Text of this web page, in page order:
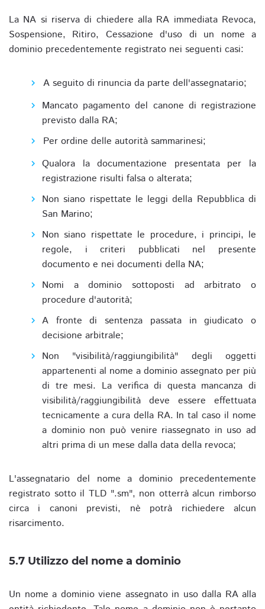
La NA si riserva di chiedere alla RA immediata Revoca,
Sospensione, Ritiro, Cessazione d'uso di un nome a
dominio precedentemente registrato nei seguenti casi:
A seguito di rinuncia da parte dell'assegnatario;
Mancato pagamento del canone di registrazione
previsto dalla RA;
Per ordine delle autorità sammarinesi;
Qualora la documentazione presentata per la
registrazione risulti falsa o alterata;
Non siano rispettate le leggi della Repubblica di
San Marino;
Non siano rispettate le procedure, i principi, le
regole, i criteri pubblicati nel presente
documento e nei documenti della NA;
Nomi a dominio sottoposti ad arbitrato o
procedure d'autorità;
A fronte di sentenza passata in giudicato o
decisione arbitrale;
Non "visibilità/raggiungibilità" degli oggetti
appartenenti al nome a dominio assegnato per più
di tre mesi. La verifica di questa mancanza di
visibilità/raggiungibilità deve essere effettuata
tecnicamente a cura della RA. In tal caso il nome
a dominio non può venire riassegnato in uso ad
altri prima di un mese dalla data della revoca;
L'assegnatario del nome a dominio precedentemente
registrato sotto il TLD ".sm", non otterrà alcun rimborso
circa i canoni previsti, nè potrà richiedere alcun
risarcimento.
5.7 Utilizzo del nome a dominio
Un nome a dominio viene assegnato in uso dalla RA alla